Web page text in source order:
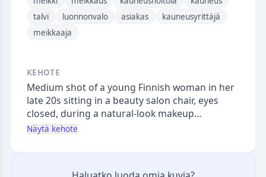
talvi
luonnonvalo asiakas
kauneusyrittäjä
meikkaaja
KEHOTE
Medium shot of a young Finnish woman in her
late 20s sitting in a beauty salon chair, eyes
closed, during a natural-look makeup
application. The makeup artist stands slightly
chin upward, holding a fluffy brush in the other.
Näytä kehote